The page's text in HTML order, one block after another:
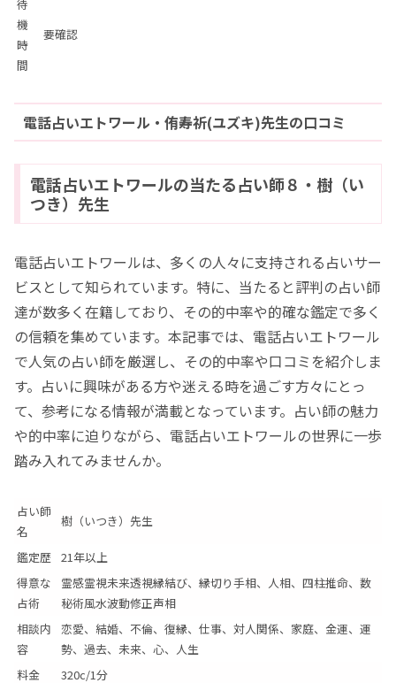
待
機
時
間
要確認
電話占いエトワール・侑寿祈(ユズキ)先生の口コミ
電話占いエトワールの当たる占い師８・樹（い
つき）先生
電話占いエトワールは、多くの人々に支持される占いサー
ビスとして知られています。特に、当たると評判の占い師
達が数多く在籍しており、その的中率や的確な鑑定で多く
の信頼を集めています。本記事では、電話占いエトワール
で人気の占い師を厳選し、その的中率や口コミを紹介しま
す。占いに興味がある方や迷える時を過ごす方々にとっ
て、参考になる情報が満載となっています。占い師の魅力
や的中率に迫りながら、電話占いエトワールの世界に一歩
踏み入れてみませんか。
占い師
名
樹（いつき）先生
鑑定歴 21年以上
得意な
占術
霊感霊視未来透視縁結び、縁切り手相、人相、四柱推命、数
秘術風水波動修正声相
相談内
容
恋愛、結婚、不倫、復縁、仕事、対人関係、家庭、金運、運
勢、過去、未来、心、人生
料金
320c/1分